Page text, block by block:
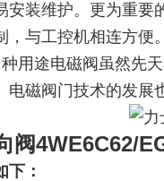
安装维护。更为重要
，与工控机相连方便
用途电磁阀虽然先
电磁阀门技术的发展
阀4WE6C62/
下：